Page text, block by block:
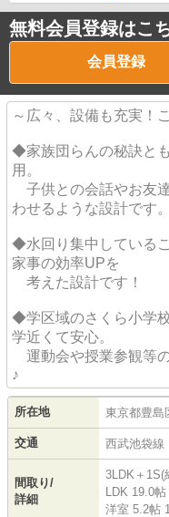
無料会員登録はこ
会員登録
～広々、設備も充実！
◆家族団らんの秘訣と
用。
子供との会話やお友
わせるような設計です。
◆水回り集中している
家事の効率UPを
考えた設計です！
◆学区域のさくら小学
学近くて安心。
運動会や授業参観等
♪
所在地 東京都豊島
交通 西武池袋線
間取り/
詳細
3LDK＋1S(
LDK 19.0帖
洋室 5.2帖